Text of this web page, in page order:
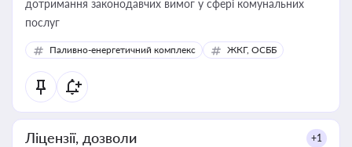
дотримання законодавчих вимог у сфері комунальних
послуг
Паливно-енергетичний комплекс ЖКГ, ОСББ
Ліцензії, дозволи +1